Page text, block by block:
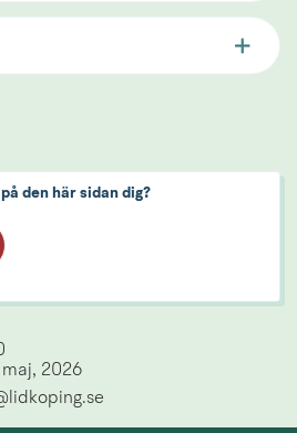
den här sidan dig?
maj, 2026